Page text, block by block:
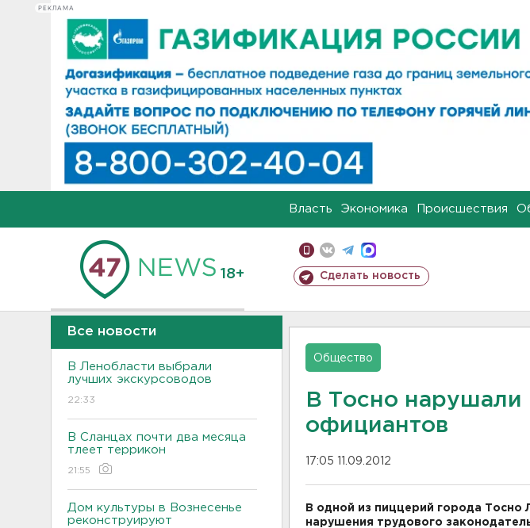
РЕКЛАМА
Власть Экономика Происшествия
18+ Сделать новость
Все новости
В Ленобласти выбрали
лучших экскурсоводов
22:33
В Сланцах почти два месяца
тлеет террикон
21:55
Дом культуры в Вознесенье
реконструируют
Общество
В Тосно нарушали
официантов
17:05 11.09.2012
В одной из пиццерий города Тосно
нарушения трудового